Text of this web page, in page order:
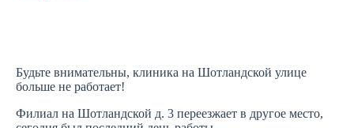
Будьте внимательны, клиника на Шотландской улице
больше не работает!
Филиал на Шотландской д. 3 переезжает в другое место,